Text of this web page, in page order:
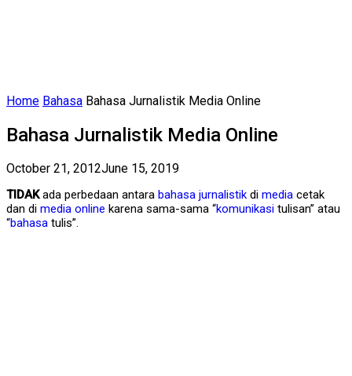
Home Bahasa Bahasa Jurnalistik Media Online
Bahasa Jurnalistik Media Online
October 21, 2012June 15, 2019
TIDAKada perbedaan antara bahasa jurnalistik di media cetak
dan di media online karena sama-sama “komunikasi tulisan” atau
“bahasa tulis”.